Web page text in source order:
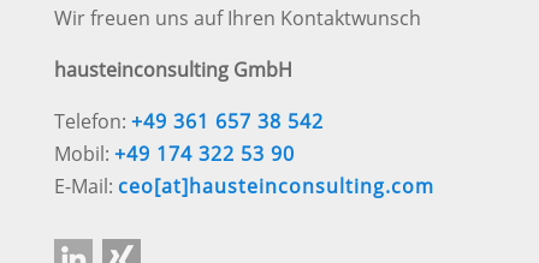
Wir freuen uns auf Ihren Kontaktwunsch
hausteinconsulting GmbH
Telefon: +49 361 657 38 542
Mobil: +49 174 322 53 90
E-Mail: ceo[at]hausteinconsulting.com